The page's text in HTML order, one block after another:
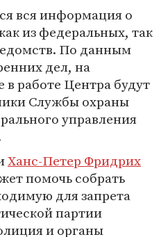
вся информация о
из федеральных, так
По данным
дел, на
работе Центра будут
Службы охраны
управления
Ханс-Петер Фридрих
помочь собрать
для запрета
партии
и органы